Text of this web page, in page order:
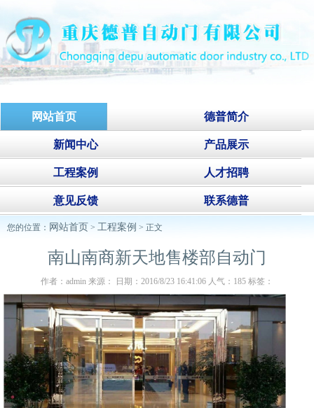
网站首页 德普简介
新闻中心 产品展示
工程案例 人才招聘
意见反馈 联系德普
您的位置： 网站首页 > 工程案例 > 正文
南山南商新天地售楼部自动门
作者：admin 来源： 日期：2016/8/23 16:41:06 人气： 185 标签：